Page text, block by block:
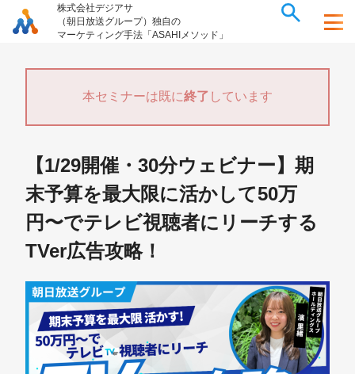
株式会社デジアサ
（朝日放送グループ）独自の
マーケティング手法「ASAHIメソッド」
本セミナーは既に終了 しています
【1/29開催・30分ウェビナー】期
末予算を最大限に活かして50万
円〜でテレビ視聴者にリーチする
TVer広告攻略！